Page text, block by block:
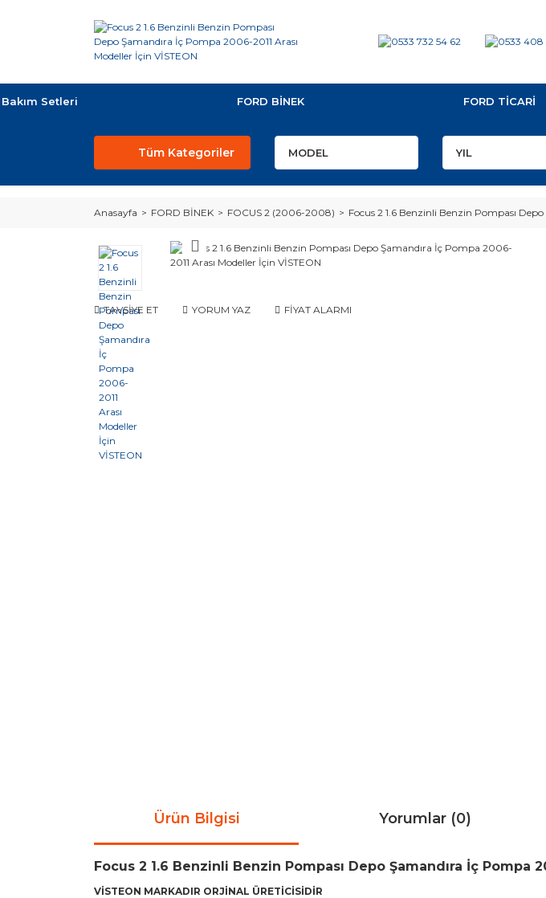
Bakım Setleri FORD BİNEK FORD TİCARİ
Tüm Kategoriler
Anasayfa FORD BİNEK FOCUS 2 (2006-2008) Focus 2 1.6 Benzinli Benzin Pompası
TAVSİYE ET YORUM YAZ FİYAT ALARMI
Ürün Bilgisi Yorumlar (0)
Focus 2 1.6 Benzinli Benzin Pompası Depo Şamandıra İç Pompa
VİSTEON MARKADIR ORJİNAL ÜRETİCİSİDİR